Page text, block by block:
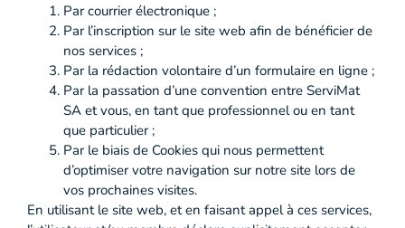
Par courrier électronique ;
Par l’inscription sur le site web afin de bénéficier de
nos services ;
Par la rédaction volontaire d’un formulaire en ligne ;
Par la passation d’une convention entre ServiMat
SA et vous, en tant que professionnel ou en tant
que particulier ;
Par le biais de Cookies qui nous permettent
d’optimiser votre navigation sur notre site lors de
vos prochaines visites.
En utilisant le site web, et en faisant appel à ces services,